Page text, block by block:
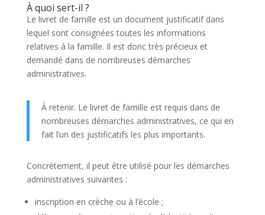
À quoi sert-il ?
Le livret de famille est un document justificatif dans
lequel sont consignées toutes les informations
relatives à la famille. Il est donc très précieux et
demandé dans de nombreuses démarches
administratives.
À retenir. Le livret de famille est requis dans de
nombreuses démarches administratives, ce qui en
fait l’un des justificatifs les plus importants.
Concrètement, il peut être utilisé pour les démarches
administratives suivantes :
inscription en crèche ou à l’école ;